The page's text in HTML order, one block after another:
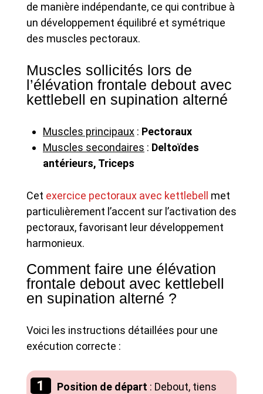
de manière indépendante, ce qui contribue à
un développement équilibré et symétrique
des muscles pectoraux.
Muscles sollicités lors de
l’élévation frontale debout avec
kettlebell en supination alterné
Muscles principaux : Pectoraux
Muscles secondaires : Deltoïdes
antérieurs, Triceps
Cet exercice pectoraux avec kettlebell
met
particulièrement l’accent sur l’activation des
pectoraux, favorisant leur développement
harmonieux.
Comment faire une élévation
frontale debout avec kettlebell
en supination alterné ?
Voici les instructions détaillées pour une
exécution correcte :
Position de départ : Debout, tiens